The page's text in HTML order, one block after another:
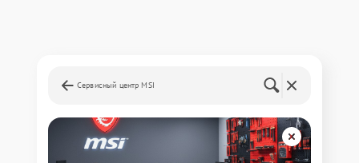
Сервисный центр MSI